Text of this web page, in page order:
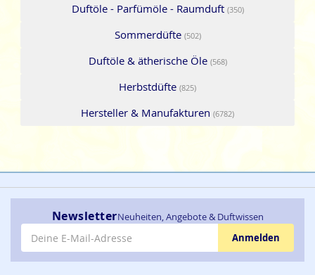
Duftöle - Parfümöle - Raumduft (350)
Sommerdüfte (502)
Duftöle & ätherische Öle (568)
Herbstdüfte (825)
Hersteller & Manufakturen (6782)
NewsletterNeuheiten, Angebote & Duftwissen
E-Mail-Adresse
Anmelden